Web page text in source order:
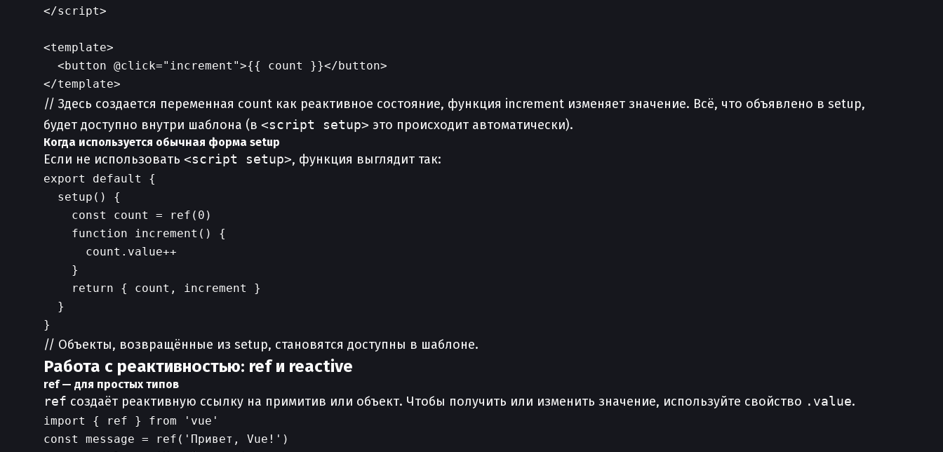
</script>
<template>
  <button @click="increment">{{ count }}</button>
// Здесь создается переменная count как реактивное состояние, функция increment изменяет значение. Всё, что объявлено в setup,
будет доступно внутри шаблона (в <script setup> это происходит автоматически).
Когда используется обычная форма setup
Если не использовать <script setup>, функция выглядит так:
export default {
  setup() {
    const count = ref(0)
    function increment() {
      count.value++
    }
    return { count, increment }
  }
// Объекты, возвращённые из setup, становятся доступны в шаблоне.
Работа с реактивностью: ref и reactive
ref — для простых типов
ref создаёт реактивную ссылку на примитив или объект. Чтобы получить или изменить значение, используйте свойство .value.
import { ref } from 'vue'
const message = ref('Привет, Vue!')